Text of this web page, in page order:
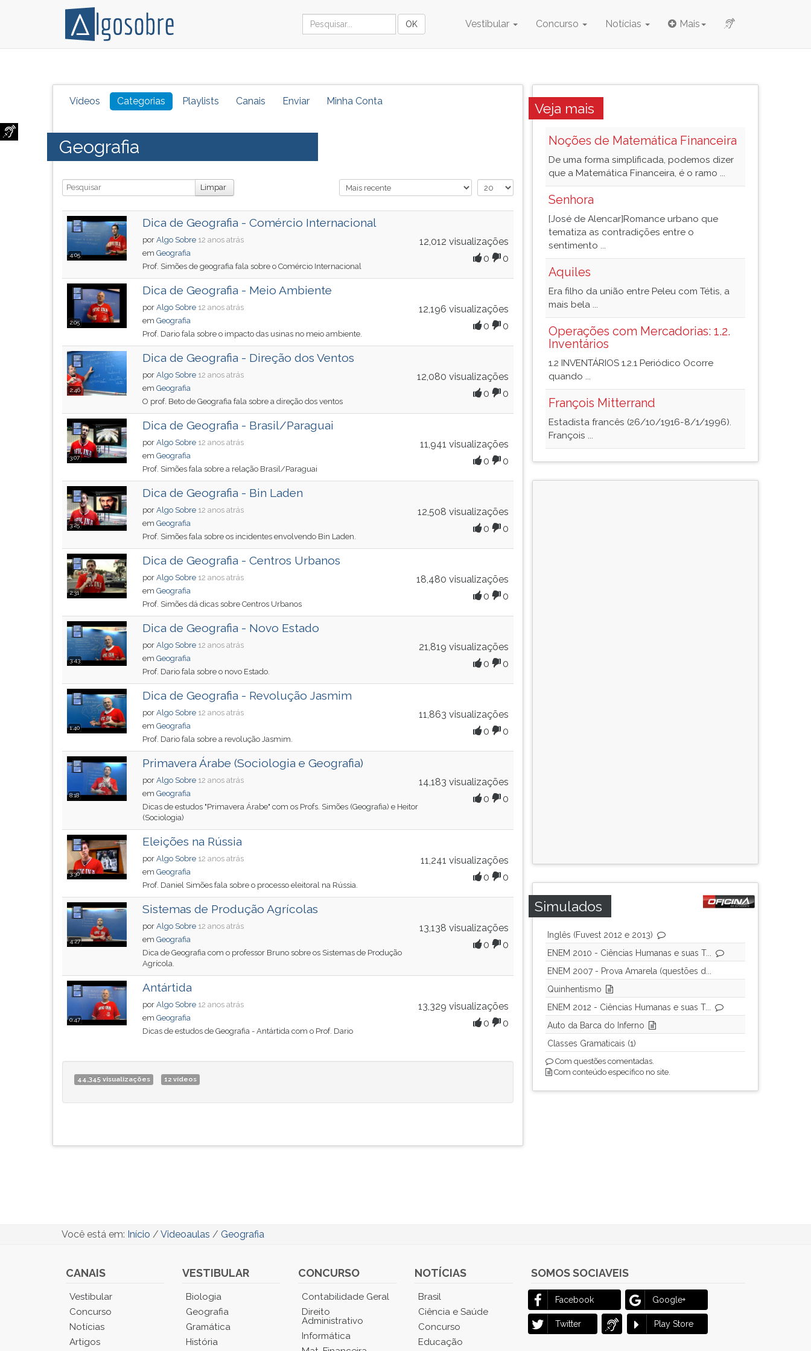
Vestibular Concurso Notícias Mais
enem
e
Videoaulas,
F
para
Vídeos Categorias Playlists Canais Enviar Minha Conta
Geografia
Busca Limpar
4:05
Dica de Geografia - Comércio Internacional
12,012 visualizações
0
0
por Algo Sobre 12 anos atrás
em Geografia
Prof. Simões de geografia fala sobre o Comércio Internacional
2:05
Dica de Geografia - Meio Ambiente
12,196 visualizações
0
0
por Algo Sobre 12 anos atrás
em Geografia
Prof. Dario fala sobre o impacto das usinas no meio ambiente.
2:46
Dica de Geografia - Direção dos Ventos
12,080 visualizações
0
0
por Algo Sobre 12 anos atrás
em Geografia
O prof. Beto de Geografia fala sobre a direção dos ventos
3:07
Dica de Geografia - Brasil/Paraguai
11,941 visualizações
0
0
por Algo Sobre 12 anos atrás
em Geografia
Prof. Simões fala sobre a relação Brasil/Paraguai
3:25
Dica de Geografia - Bin Laden
12,508 visualizações
0
0
por Algo Sobre 12 anos atrás
em Geografia
Prof. Simões fala sobre os incidentes envolvendo Bin Laden.
2:31
Dica de Geografia - Centros Urbanos
18,480 visualizações
0
0
por Algo Sobre 12 anos atrás
em Geografia
Prof. Simões dá dicas sobre Centros Urbanos
3:43
Dica de Geografia - Novo Estado
21,819 visualizações
0
0
por Algo Sobre 12 anos atrás
em Geografia
Prof. Dario fala sobre o novo Estado.
1:40
Dica de Geografia - Revolução Jasmim
11,863 visualizações
0
0
por Algo Sobre 12 anos atrás
em Geografia
Prof. Dario fala sobre a revolução Jasmim.
8:18
Primavera Árabe (Sociologia e Geografia)
14,183 visualizações
0
0
por Algo Sobre 12 anos atrás
em Geografia
Dicas de estudos "Primavera Árabe" com os Profs. Simões (Geografia) e Heitor
(Sociologia)
3:30
Eleições na Rússia
11,241 visualizações
0
0
por Algo Sobre 12 anos atrás
em Geografia
Prof. Daniel Simões fala sobre o processo eleitoral na Rússia.
4:27
Sistemas de Produção Agrícolas
13,138 visualizações
0
0
por Algo Sobre 12 anos atrás
em Geografia
Dica de Geografia com o professor Bruno sobre os Sistemas de Produção
Agrícola.
0:47
Antártida
13,329 visualizações
0
0
por Algo Sobre 12 anos atrás
em Geografia
Dicas de estudos de Geografia - Antártida com o Prof. Dario
44,345 visualizações 12 vídeos
Veja mais
Noções de Matemática Financeira
De uma forma simplificada, podemos dizer
que a Matemática Financeira, é o ramo ...
Senhora
[José de Alencar]Romance urbano que
tematiza as contradições entre o
sentimento ...
Aquiles
Era filho da união entre Peleu com Tétis, a
mais bela ...
Operações com Mercadorias: 1.2.
Inventários
1.2 INVENTÁRIOS 1.2.1 Periódico Ocorre
quando ...
François Mitterrand
Estadista francês (26/10/1916-8/1/1996).
François ...
Simulados
Inglês (Fuvest 2012 e 2013)
ENEM 2010 - Ciências Humanas e suas T...
ENEM 2007 - Prova Amarela (questões d...
Quinhentismo
ENEM 2012 - Ciências Humanas e suas T...
Auto da Barca do Inferno
Classes Gramaticais (1)
Com questões comentadas.
Com conteúdo específico no site.
Você está em: Início / Videoaulas / Geografia
CANAIS
Você
está
Menu
Principal.
Vestibular
Concurso
Notícias
Artigos
VESTIBULAR
Biologia
Geografia
Gramática
História
CONCURSO
Contabilidade Geral
Direito
Administrativo
Informática
NOTÍCIAS
Brasil
Ciência e Saúde
Concurso
Educação
SOMOS SOCIAVEIS
Facebook Google+
Twitter Play Store